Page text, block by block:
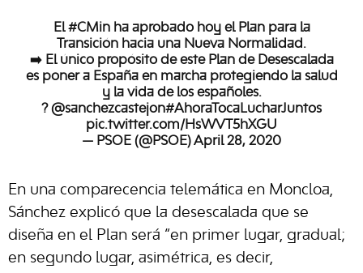
El#CMinha aprobado hoy el Plan para la
Transición hacia una Nueva Normalidad.
➡️ El único propósito de este Plan de Desescalada
es poner a España en marcha protegiendo la salud
y la vida de los españoles.
?️@sanchezcastejon#AhoraTocaLucharJuntos
pic.twitter.com/HsWVT5hXGU
— PSOE (@PSOE)April 28, 2020
En una comparecencia telemática en Moncloa,
Sánchez explicó que la desescalada que se
diseña en el Plan será “en primer lugar, gradual;
en segundo lugar, asimétrica, es decir,